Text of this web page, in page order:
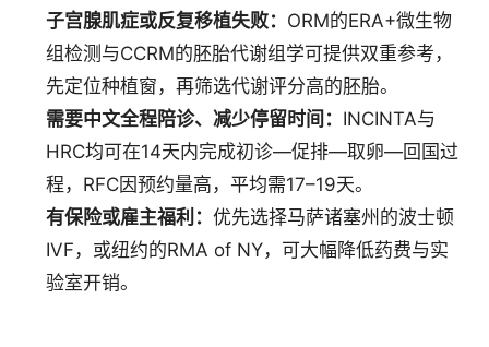
子宫腺肌症或反复移植失败： ORM的ERA+微生物
组检测与CCRM的胚胎代谢组学可提供双重参考，
先定位种植窗，再筛选代谢评分高的胚胎。
需要中文全程陪诊、减少停留时间： INCINTA与
HRC均可在14天内完成初诊—促排—取卵—回国过
程，RFC因预约量高，平均需17–19天。
有保险或雇主福利：优先选择马萨诸塞州的波士顿
IVF，或纽约的RMA of NY，可大幅降低药费与实
验室开销。